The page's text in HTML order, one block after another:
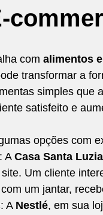
com alimentos
transformar a
simples que
satisfeito e
opções com
: A Casa Santa Luzia
Um cliente
um jantar,
: A Nestlé, em sua